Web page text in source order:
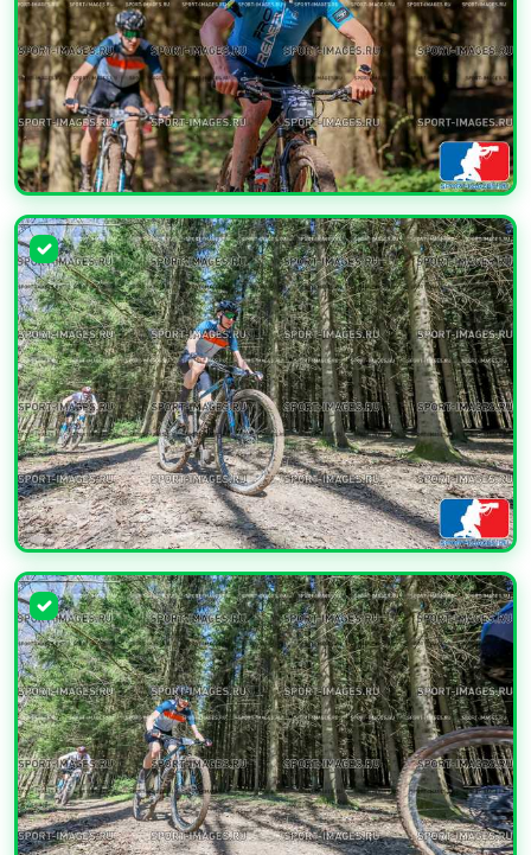
УВЕЛИЧИТЬ
УВЕЛИЧИТЬ